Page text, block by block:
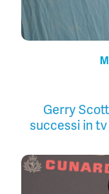
Gerry
successi in tv